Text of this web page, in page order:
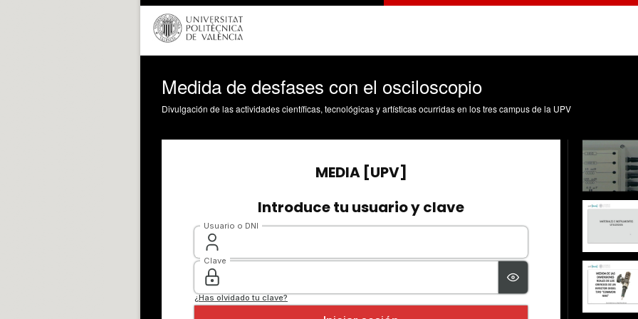
Medida de desfases con el osciloscopio
Divulgación de las actividades científicas, tecnológicas y artísticas ocurridas en los tres campus de la UPV